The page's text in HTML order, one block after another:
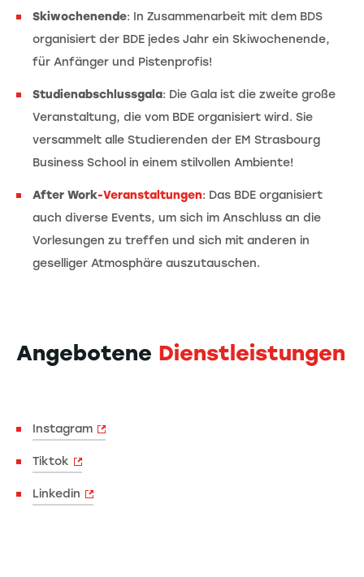
Skiwochenende: In Zusammenarbeit mit dem BDS
organisiert der BDE jedes Jahr ein Skiwochenende,
für Anfänger und Pistenprofis!
Studienabschlussgala: Die Gala ist die zweite große
Veranstaltung, die vom BDE organisiert wird. Sie
versammelt alle Studierenden der EM Strasbourg
Business School in einem stilvollen Ambiente!
After Work-Veranstaltungen: Das BDE organisiert
auch diverse Events, um sich im Anschluss an die
Vorlesungen zu treffen und sich mit anderen in
geselliger Atmosphäre auszutauschen.
Angebotene Dienstleistungen
Instagram
Tiktok
Linkedin